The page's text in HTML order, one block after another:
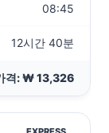
08:45
12시간 40분
격: ₩ 13,326